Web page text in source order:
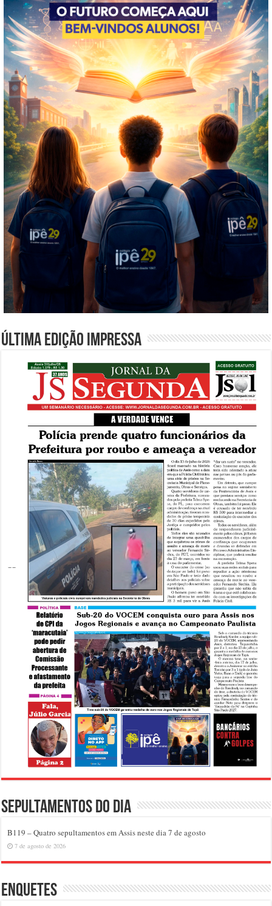
Última edição impressa
Sepultamentos do dia
B119 – Quatro sepultamentos em Assis neste dia 7 de agosto
7 de agosto de 2026
Enquetes